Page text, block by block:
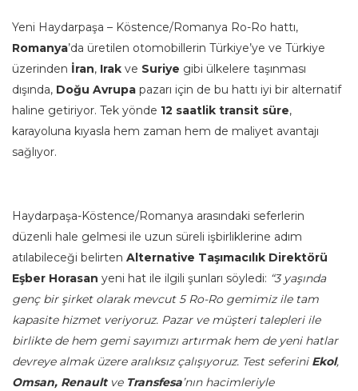
Yeni Haydarpaşa – Köstence/Romanya Ro-Ro hattı,
Romanya’da üretilen otomobillerin Türkiye’ye ve Türkiye
üzerinden İran, Irak ve Suriye gibi ülkelere taşınması
dışında, Doğu Avrupa pazarı için de bu hattı iyi bir alternatif
haline getiriyor. Tek yönde 12 saatlik transit süre,
karayoluna kıyasla hem zaman hem de maliyet avantajı
sağlıyor.
Haydarpaşa-Köstence/Romanya arasındaki seferlerin
düzenli hale gelmesi ile uzun süreli işbirliklerine adım
atılabileceği belirten Alternative Taşımacılık Direktörü
Eşber Horasan yeni hat ile ilgili şunları söyledi: “3 yaşında
genç bir şirket olarak mevcut 5 Ro-Ro gemimiz ile tam
kapasite hizmet veriyoruz. Pazar ve müşteri talepleri ile
birlikte de hem gemi sayımızı artırmak hem de yeni hatlar
devreye almak üzere aralıksız çalışıyoruz. Test seferini Ekol,
Omsan, Renaultve Transfesa’nın hacimleriyle